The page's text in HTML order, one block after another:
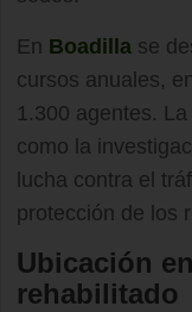
En Boadilla se
cursos anuales,
1.300 agentes.
como la
lucha contra el
protección de los
Ubicación
rehabilitado